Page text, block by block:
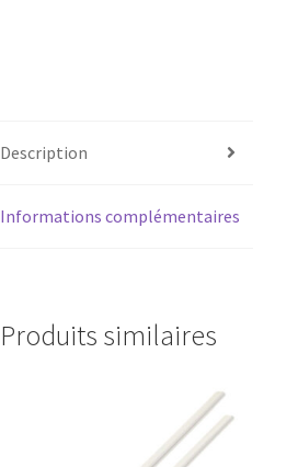
Description
Informations complémentaires
Produits similaires